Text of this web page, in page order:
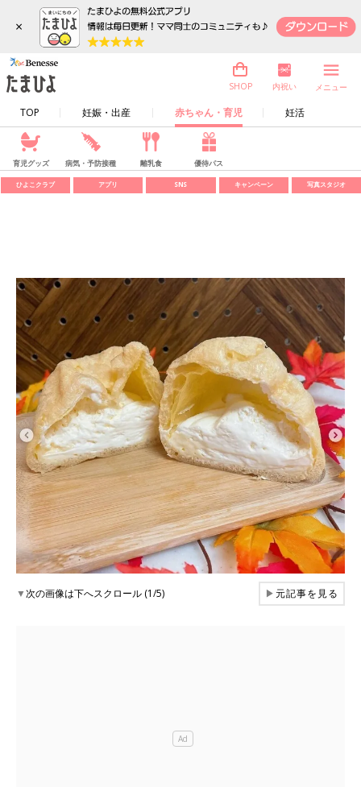
×
TOP 妊娠・出産 赤ちゃん・育児 妊活
SHOP 内祝い メニュー
育児グッズ 病気・予防接種 離乳食 優待パス
ひよこクラブ アプリ SNS キャンペーン 写真スタジオ
▼次の画像は下へスクロール (1/5) ▶元記事を見る